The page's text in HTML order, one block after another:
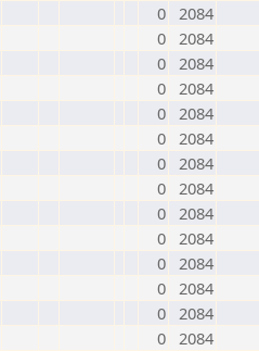
0 2084
0 2084
0 2084
0 2084
0 2084
0 2084
0 2084
0 2084
0 2084
0 2084
0 2084
0 2084
0 2084
0 2084